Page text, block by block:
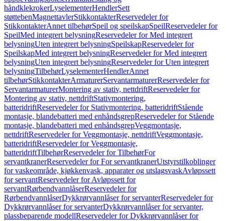
håndklekrokerLyselementerHendlerSett
støttebenMagnettavlerStikkontakterReservedeler for
StikkontakterAnnet tilbehørSpeil og speilskapSpeilReservedeler for
SpeilMed integrert belysningReservedeler for Med integrert
belysningUten integrert belysningSpeilskapReservedeler for
SpeilskapMed integrert belysningReservedeler for Med integrert
belysningUten integrert belysningReservedeler for Uten integrert
belysningTilbehørLyselementerHendlerAnnet
tilbehørStikkontakterArmaturerServantarmaturerReservedeler for
ServantarmaturerMontering av stativ, nettdriftReservedeler for
Montering av stativ, nettdriftStativmontering,
batteridriftReservedeler for Stativmontering, batteridriftStående
montasje, blandebatteri med enhåndsgrepReservedeler for Stående
montasje, blandebatteri med enhåndsgrepVeggmontasje,
nettdriftReservedeler for Veggmontasje, nettdriftVeggmontasje,
batteridriftReservedeler for Veggmontasje,
batteridriftTilbehørReservedeler for TilbehørFor
servantkranerReservedeler for For servantkranerUtstyrstilkoblinger
for vaskeområde, kjøkkenvask, apparater og utslagsvaskAvløpssett
for servantReservedeler for Avløpssett for
servantRørbendvannlåserReservedeler for
RørbendvannlåserDykkrørvannlåser for servanterReservedeler for
Dykkrørvannlåser for servanterDykkrørvannlåser for servanter,
plassbeparende modellReservedeler for Dykkrørvannlåser for